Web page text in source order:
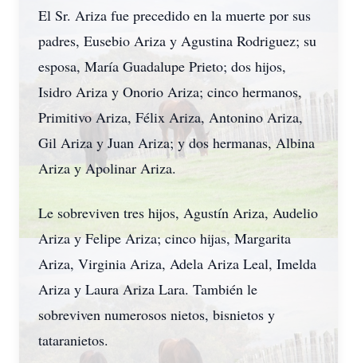
El Sr. Ariza fue precedido en la muerte por sus
padres, Eusebio Ariza y Agustina Rodriguez; su
esposa, María Guadalupe Prieto; dos hijos,
Isidro Ariza y Onorio Ariza; cinco hermanos,
Primitivo Ariza, Félix Ariza, Antonino Ariza,
Gil Ariza y Juan Ariza; y dos hermanas, Albina
Ariza y Apolinar Ariza.
Le sobreviven tres hijos, Agustín Ariza, Audelio
Ariza y Felipe Ariza; cinco hijas, Margarita
Ariza, Virginia Ariza, Adela Ariza Leal, Imelda
Ariza y Laura Ariza Lara. También le
sobreviven numerosos nietos, bisnietos y
tataranietos.